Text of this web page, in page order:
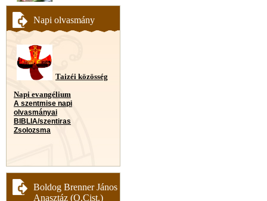
Napi olvasmány
Taizéi közösség
Napi evangélium
A szentmise napi
olvasmányai
BIBLIA/szentiras
Zsolozsma
Boldog Brenner János
Anasztáz (O.Cist.)